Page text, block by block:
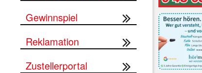
Gewinnspiel
Reklamation
Zustellerportal